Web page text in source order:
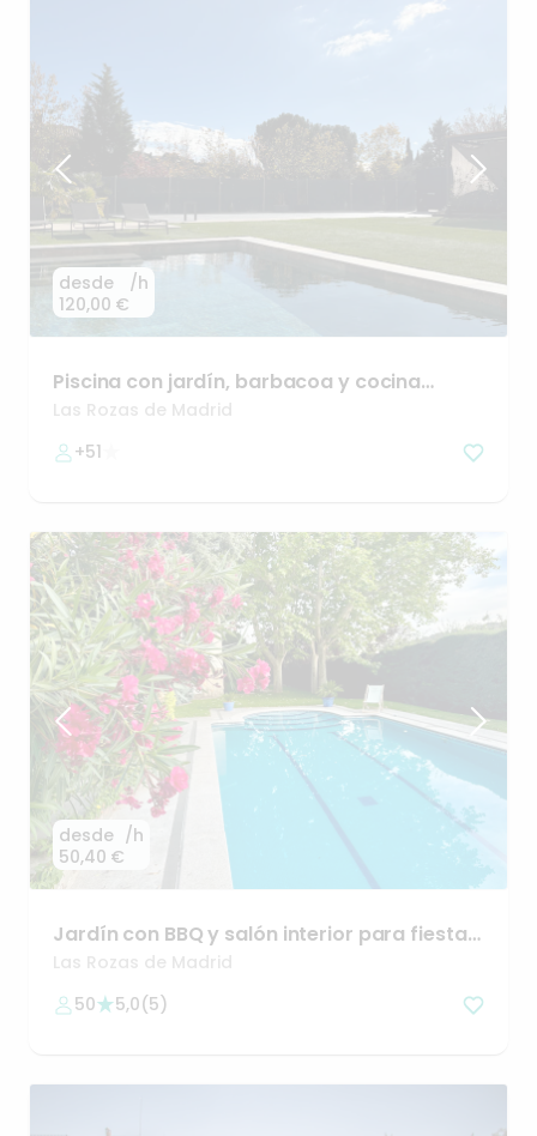
desde
120,00 €
/h
Piscina con jardín​,​ barbacoa y cocina
exterior.
Las Rozas de Madrid
+51
desde
50,40 €
/h
Jardín con BBQy salón interior para fiestas.
20m de Madrid
Las Rozas de Madrid
50
5,0(5)